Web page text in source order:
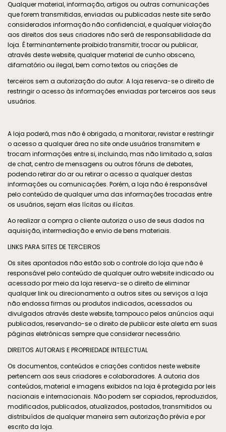
Qualquer material, informação, artigos ou outras comunicações
que forem transmitidas, enviadas ou publicadas neste site serão
considerados informação não confidencial, e qualquer violação
aos direitos dos seus criadores não será de responsabilidade da
loja. É terminantemente proibido transmitir, trocar ou publicar,
através deste website, qualquer material de cunho obsceno,
difamatório ou ilegal, bem como textos ou criações de
terceiros sem a autorização do autor. A loja reserva-se o direito de
restringir o acesso às informações enviadas por terceiros aos seus
usuários.
A loja poderá, mas não é obrigado, a monitorar, revistar e restringir
o acesso a qualquer área no site onde usuários transmitem e
trocam informações entre si, incluindo, mas não limitado a, salas
de chat, centro de mensagens ou outros fóruns de debates,
podendo retirar do ar ou retirar o acesso a qualquer destas
informações ou comunicações. Porém, a loja não é responsável
pelo conteúdo de qualquer uma das informações trocadas entre
os usuários, sejam elas lícitas ou ilícitas.
Ao realizar a compra o cliente autoriza o uso de seus dados na
aquisição, intermediação e envio de bens materiais.
LINKS PARA SITES DE TERCEIROS
Os sites apontados não estão sob o controle do loja que não é
responsável pelo conteúdo de qualquer outro website indicado ou
acessado por meio da loja reserva-se o direito de eliminar
qualquer link ou direcionamento a outros sites ou serviços a loja
não endossa firmas ou produtos indicados, acessados ou
divulgados através deste website, tampouco pelos anúncios aqui
publicados, reservando-se o direito de publicar este alerta em suas
páginas eletrônicas sempre que considerar necessário.
DIREITOS AUTORAIS E PROPRIEDADE INTELECTUAL
Os documentos, conteúdos e criações contidos neste website
pertencem aos seus criadores e colaboradores. A autoria dos
conteúdos, material e imagens exibidos na loja é protegida por leis
nacionais e internacionais. Não podem ser copiados, reproduzidos,
modificados, publicados, atualizados, postados, transmitidos ou
distribuídos de qualquer maneira sem autorização prévia e por
escrito da loja.